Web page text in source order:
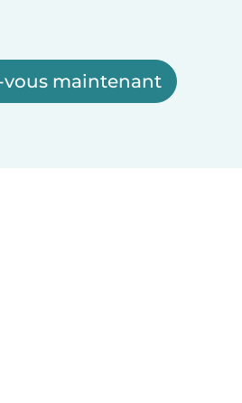
vous maintenant